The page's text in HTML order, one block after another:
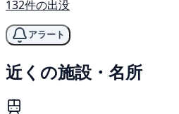
132件の出没
アラート
近くの施設・名所